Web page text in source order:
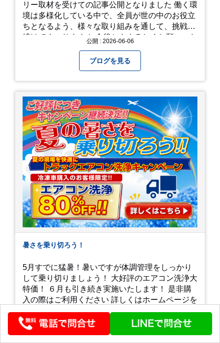
リー取材を受けての記事公開となりました 働く環
境は多様化している中で、全員が世の中のお役立
ちとなるよう、様々な取り組みを通して、挑戦を
続けてまいります！ 今後ともよろしくお願いいた公開 : 2026-06-06
ブログを見る
暑さを乗り切ろう！
5月すでに猛暑！暑いですが体調管理をしっかり
して乗り切りましょう！ 大好評のエアコン洗浄大
特価！ ６月も引き続き実施いたします！ 是非購
入の際はご利用ください 詳しくはホームページを
チェック！ お問い合わせお待ちしております
公開 : 2026-05-30